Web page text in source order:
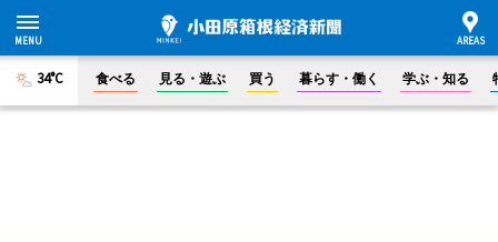
34°C 食べる 見る・遊ぶ 買う 暮らす・働く 学ぶ・知る